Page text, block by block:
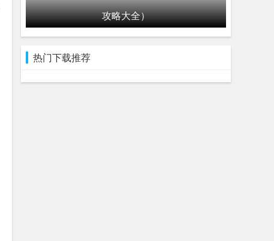
攻略大全）
热门下载推荐